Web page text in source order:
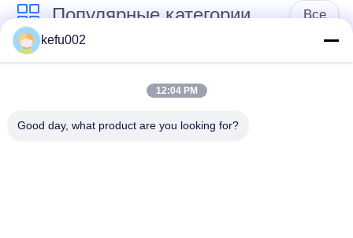
Популярные категории Все
Глубокая батарея
цикла ЛиФеПо4
Перезаряжаемые
Солнечная батарея
kefu002
12:04 PM
Good day, what product are you looking for?